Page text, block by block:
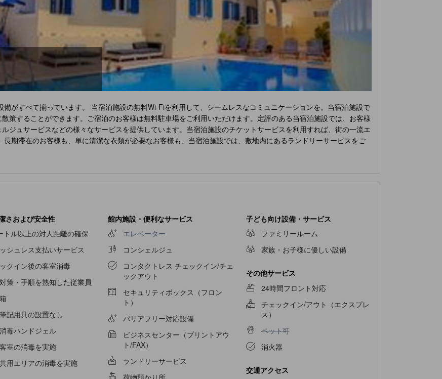
備がすべて揃っています。 当宿泊施設の無料Wi-Fiを利用して、シームレスなコミュニケーションを。当宿泊施設で
策することができます。ご宿泊のお客様は無料駐車場をご利用いただけます。定評のある当宿泊施設では、お客様
ジュサービスなどの様々なサービスを提供しています。当宿泊施設のチケットサービスを利用すれば、街の一流エ
期滞在のお客様も、単に清潔な衣類が必要なお客様も、当宿泊施設では、敷地内にあるランドリーサービスをご
あります。 最も理想的な方法で、休暇体験に乗り出しましょう。ご滞在の毎朝は、ホテル内の朝食からはじめま
さおよび安全性
トル以上の対人距離の確保
シュレス支払いサービス
クイン後の客室消毒
策・手順を熟知した従業員
記用具の設置なし
毒ハンドジェル
室の消毒を実施
用エリアの消毒を実施
館内施設・便利なサービス
エレベーター不可
エレベーター
コンシェルジュ
コンタクトレス チェックイン/チェ
ックアウト
セキュリティボックス（フロン
ト）
バリアフリー対応設備
ビジネスセンター（プリントアウ
ト/FAX）
ランドリーサービス
子ども向け設備・サービス
ファミリールーム
家族・お子様に優しい設備
その他サービス
24時間フロント対応
チェックイン/アウト（エクスプレ
ス）
ペット可不可
ペット可
消火器
交通アクセス